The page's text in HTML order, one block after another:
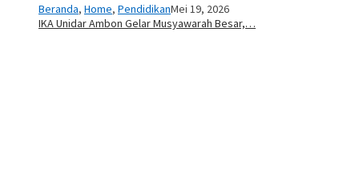
Beranda, Home, PendidikanMei 19, 2026
IKA Unidar Ambon Gelar Musyawarah Besar,…